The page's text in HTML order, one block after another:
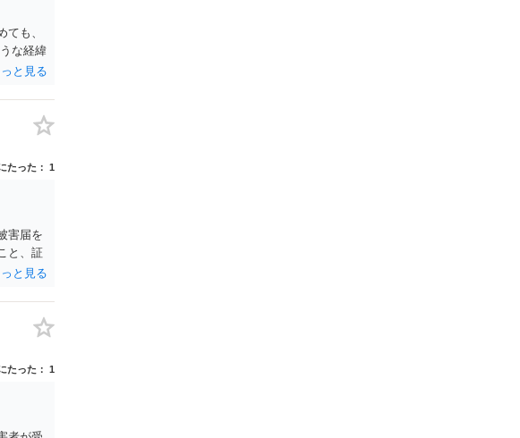
も、
な経緯
ことに
と考え
たった 1
害届を
と、証
と5秒程
象です
ことを
たった 1